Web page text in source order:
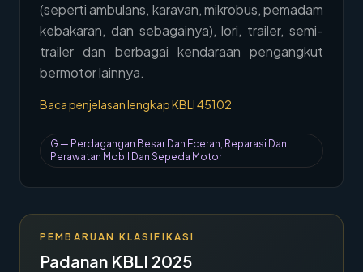
Penawaran
Blog
Hubungi Kami→
Member Area
(seperti ambulans, karavan, mikrobus, pemadam
kebakaran, dan sebagainya), lori, trailer, semi-
trailer dan berbagai kendaraan pengangkut
bermotor lainnya.
Baca penjelasan lengkap KBLI45102
G — Perdagangan Besar Dan Eceran; Reparasi Dan
Perawatan Mobil Dan Sepeda Motor
PEMBARUAN KLASIFIKASI
Padanan KBLI 2025